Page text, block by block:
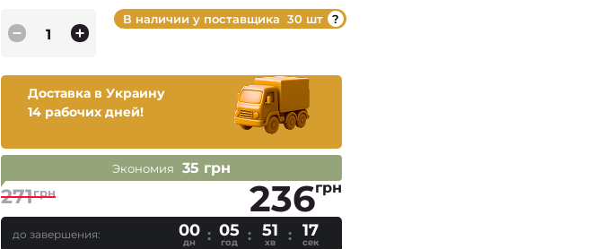
В наличии у поставщика 30 шт
Доставка в Украину
14 рабочих дней!
Экономия 35 грн
271грн 236грн
до завершения: 00
дн
05
год
51
хв
16
сек